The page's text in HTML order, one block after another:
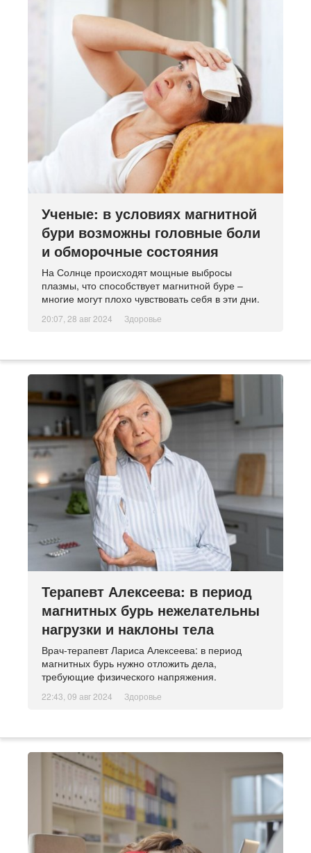
Ученые: в условиях магнитной
бури возможны головные боли
и обморочные состояния
На Солнце происходят мощные выбросы
плазмы, что способствует магнитной буре –
многие могут плохо чувствовать себя в эти дни.
20:07, 28 авг 2024 Здоровье
Терапевт Алексеева: в период
магнитных бурь нежелательны
нагрузки и наклоны тела
Врач-терапевт Лариса Алексеева: в период
магнитных бурь нужно отложить дела,
требующие физического напряжения.
22:43, 09 авг 2024 Здоровье